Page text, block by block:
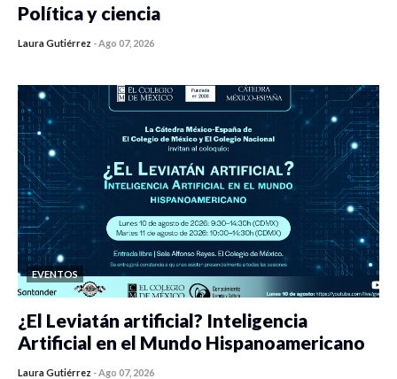
Política y ciencia
Laura Gutiérrez -Ago 07, 2026
EVENTOS
¿El Leviatán artificial? Inteligencia
Artificial en el Mundo Hispanoamericano
Laura Gutiérrez -Ago 07, 2026